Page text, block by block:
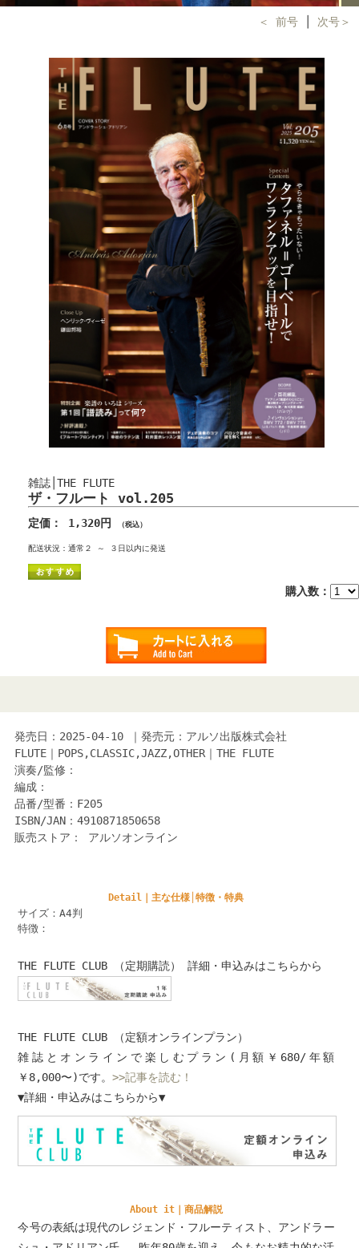
＜ 前号 次号＞
雑誌│THE FLUTE
ザ・フルート vol.205
定価： 1,320円 （税込）
配送状況：通常２ ～ ３日以内に発送
購入数：
発売日：2025-04-10 ｜発売元：アルソ出版株式会社
FLUTE｜POPS,CLASSIC,JAZZ,OTHER｜THE FLUTE
演奏/監修：
編成：
品番/型番：F205
ISBN/JAN：4910871850658
販売ストア： アルソオンライン
Detail｜主な仕様│特徴・特典
サイズ：A4判
特徴：
THE FLUTE CLUB （定期購読） 詳細・申込みはこちらから
THE FLUTE CLUB （定額オンラインプラン）
雑誌とオンラインで楽しむプラン(月額￥680/年額
￥8,000〜)です。>>記事を読む！
▼詳細・申込みはこちらから▼
About it｜商品解説
今号の表紙は現代のレジェンド・フルーティスト、アンドラー